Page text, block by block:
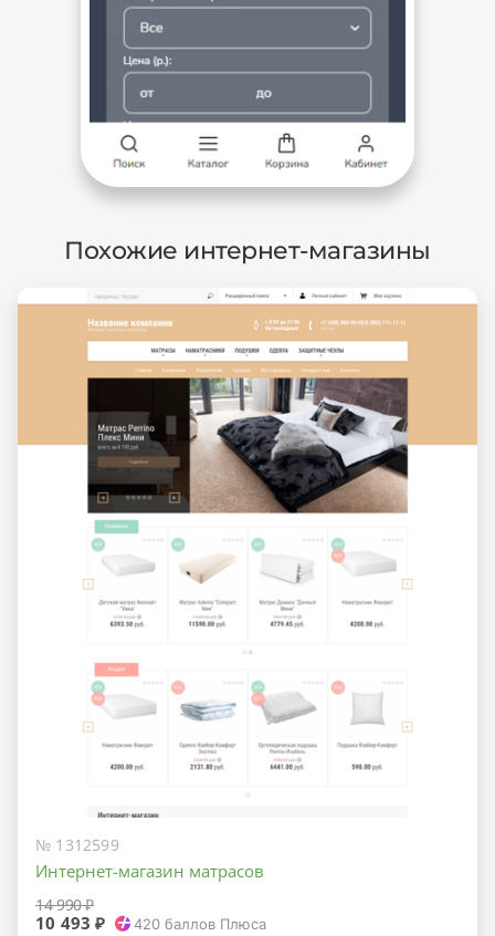
Похожие интернет-магазины
№ 1312599
Интернет-магазин матрасов
14 990 ₽
10 493 ₽ 420баллов Плюса